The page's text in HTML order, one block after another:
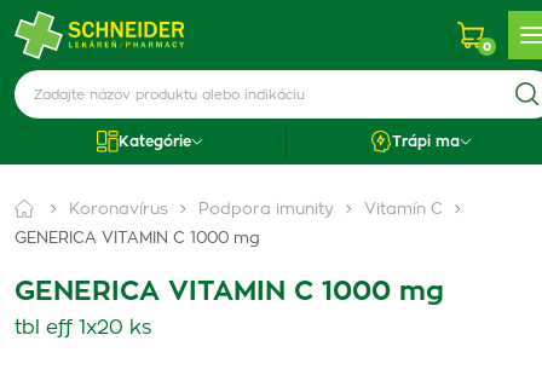
0
Kategórie Trápi ma
Koronavírus Podpora imunity
Vitamín C
GENERICA VITAMIN C 1000 mg
GENERICA VITAMIN C 1000 mg
tbl eff 1x20 ks